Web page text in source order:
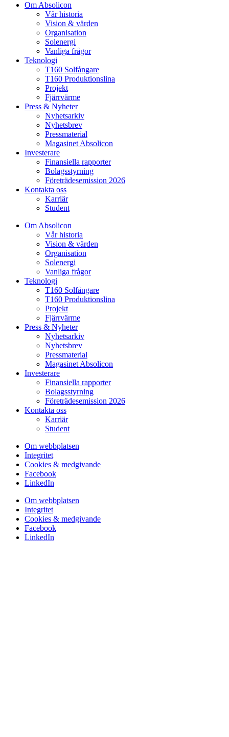
Om Absolicon
Vår historia
Vision & värden
Organisation
Solenergi
Vanliga frågor
Teknologi
T160 Solfångare
T160 Produktionslina
Projekt
Fjärrvärme
Press & Nyheter
Nyhetsarkiv
Nyhetsbrev
Pressmaterial
Magasinet Absolicon
Investerare
Finansiella rapporter
Bolagsstyrning
Företrädesemission 2026
Kontakta oss
Karriär
Student
Om Absolicon
Vår historia
Vision & värden
Organisation
Solenergi
Vanliga frågor
Teknologi
T160 Solfångare
T160 Produktionslina
Projekt
Fjärrvärme
Press & Nyheter
Nyhetsarkiv
Nyhetsbrev
Pressmaterial
Magasinet Absolicon
Investerare
Finansiella rapporter
Bolagsstyrning
Företrädesemission 2026
Kontakta oss
Karriär
Student
Om webbplatsen
Integritet
Cookies & medgivande
Facebook
LinkedIn
Om webbplatsen
Integritet
Cookies & medgivande
Facebook
LinkedIn